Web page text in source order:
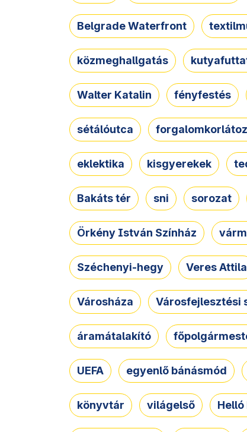
Belgrade Waterfront
közmeghallgatás
Walter Katalin fényfestés
sétálóutca
eklektika kisgyerekek
Bakáts tér sni sorozat
Örkény István Színház
Széchenyi-hegy Veres Attila
Városháza Városfejlesztési
áramátalakító
UEFA egyenlő bánásmód
könyvtár világelső Helló